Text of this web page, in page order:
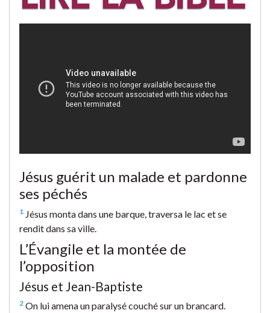
Jésus guérit un malade et pardonne
ses péchés
1 Jésus monta dans une barque, traversa le lac et se
rendit dans sa ville.
L’Évangile et la montée de
l’opposition
Jésus et Jean-Baptiste
2 On lui amena un paralysé couché sur un brancard.